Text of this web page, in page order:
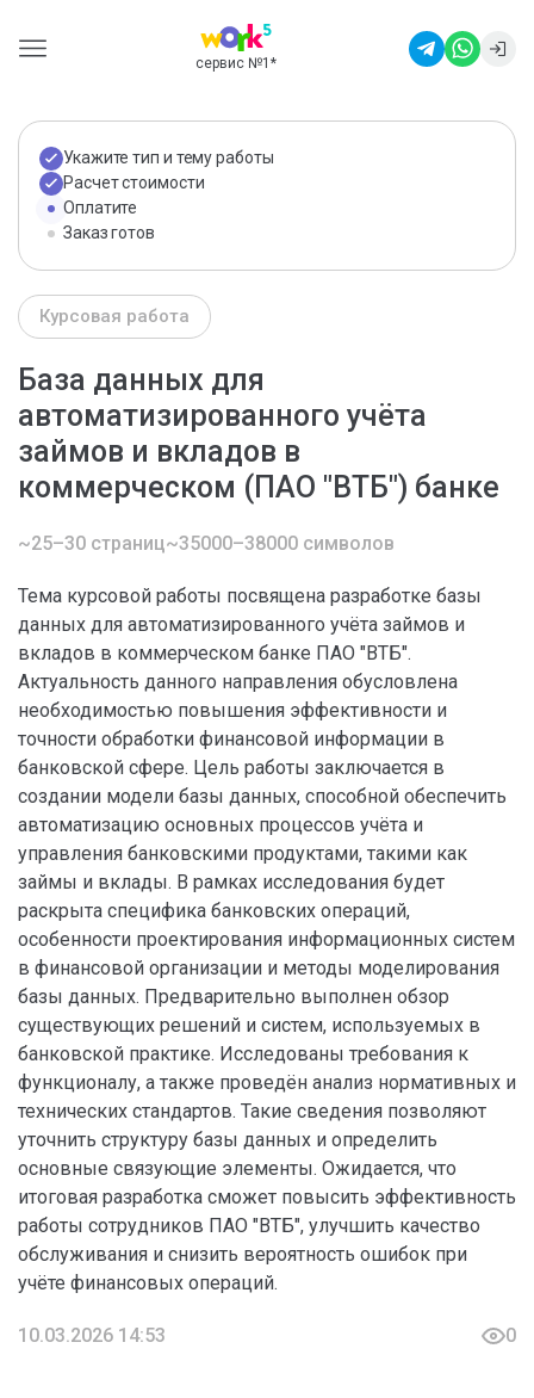
сервис №1 *
Укажите тип и тему работы
Расчет стоимости
Оплатите
Заказ готов
Курсовая работа
База данных для
автоматизированного учёта
займов и вкладов в
коммерческом (ПАО "ВТБ") банке
~25–30 страниц~35000–38000 символов
Тема курсовой работы посвящена разработке базы
данных для автоматизированного учёта займов и
вкладов в коммерческом банке ПАО "ВТБ".
Актуальность данного направления обусловлена
необходимостью повышения эффективности и
точности обработки финансовой информации в
банковской сфере. Цель работы заключается в
создании модели базы данных, способной обеспечить
автоматизацию основных процессов учёта и
управления банковскими продуктами, такими как
займы и вклады. В рамках исследования будет
раскрыта специфика банковских операций,
особенности проектирования информационных систем
в финансовой организации и методы моделирования
базы данных. Предварительно выполнен обзор
существующих решений и систем, используемых в
банковской практике. Исследованы требования к
функционалу, а также проведён анализ нормативных и
технических стандартов. Такие сведения позволяют
уточнить структуру базы данных и определить
основные связующие элементы. Ожидается, что
итоговая разработка сможет повысить эффективность
работы сотрудников ПАО "ВТБ", улучшить качество
обслуживания и снизить вероятность ошибок при
учёте финансовых операций.
10.03.2026 14:53 0